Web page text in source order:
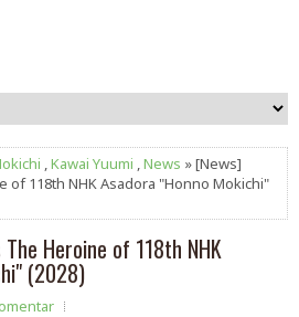
,Kawai Yuumi ,News » [News]
of 118th NHK Asadora "Honno Mokichi"
Heroine of 118th NHK
(2028)